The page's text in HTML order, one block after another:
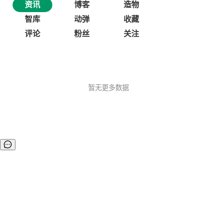
资讯 博客
造物
智库
动弹
收藏
评论
粉丝 关注
暂无更多数据